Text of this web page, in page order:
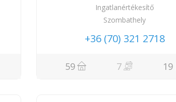
Ingatlanértékesítő
Szombathely
+36 (70) 321 2718
59 7 19